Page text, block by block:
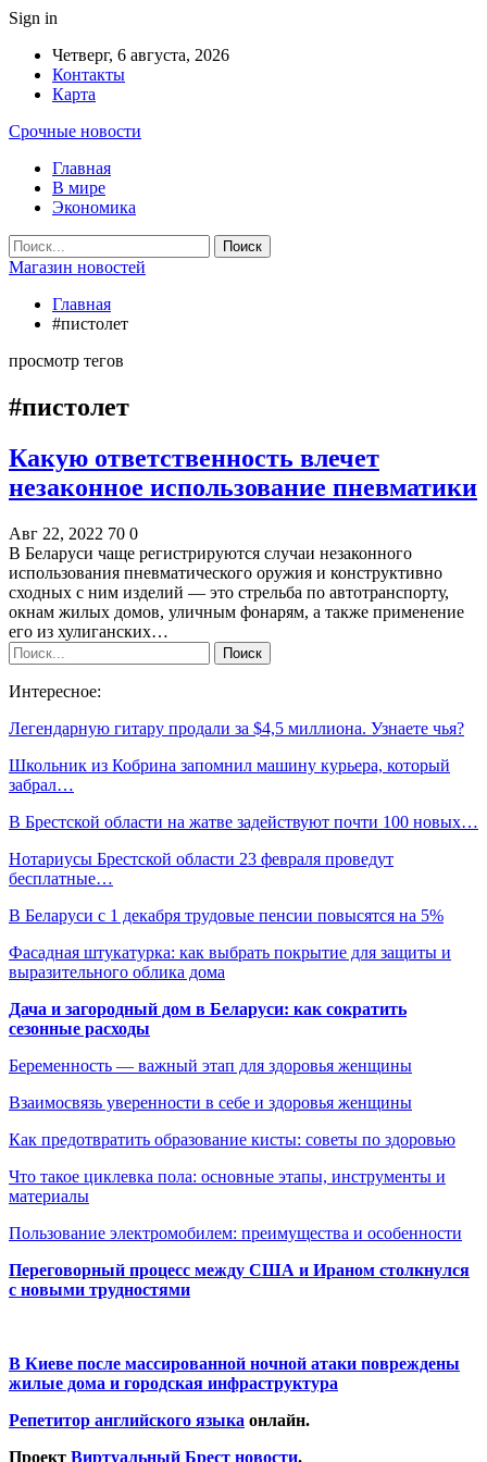
Sign in
Четверг, 6 августа, 2026
Контакты
Карта
Срочные новости
Главная
В мире
Экономика
Магазин новостей
Главная
#пистолет
просмотр тегов
#пистолет
Какую ответственность влечет
незаконное использование пневматики
Авг 22, 2022 70 0
В Беларуси чаще регистрируются случаи незаконного
использования пневматического оружия и конструктивно
сходных с ним изделий — это стрельба по автотранспорту,
окнам жилых домов, уличным фонарям, а также применение
его из хулиганских…
Интересное:
Легендарную гитару продали за $4,5 миллиона. Узнаете чья?
Школьник из Кобрина запомнил машину курьера, который
забрал…
В Брестской области на жатве задействуют почти 100 новых…
Нотариусы Брестской области 23 февраля проведут
бесплатные…
В Беларуси с 1 декабря трудовые пенсии повысятся на 5%
Фасадная штукатурка: как выбрать покрытие для защиты и
выразительного облика дома
Дача и загородный дом в Беларуси: как сократить
сезонные расходы
Беременность — важный этап для здоровья женщины
Взаимосвязь уверенности в себе и здоровья женщины
Как предотвратить образование кисты: советы по здоровью
Что такое циклевка пола: основные этапы, инструменты и
материалы
Пользование электромобилем: преимущества и особенности
Переговорный процесс между США и Ираном столкнулся
с новыми трудностями
В Киеве после массированной ночной атаки повреждены
жилые дома и городская инфраструктура
Репетитор английского языка онлайн.
Проект Виртуальный Брест новости.